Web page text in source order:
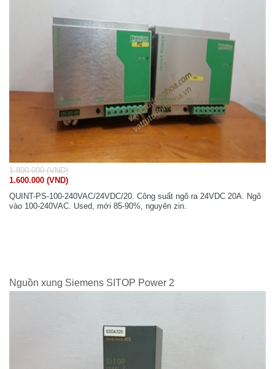
1.800.000 (VND)
1.600.000 (VND)
QUINT-PS-100-240VAC/24VDC/20. Công suất ngõ ra 24VDC 20A. Ngõ
vào 100-240VAC. Used, mới 85-90%, nguyên zin.
Nguồn xung Siemens SITOP Power 2